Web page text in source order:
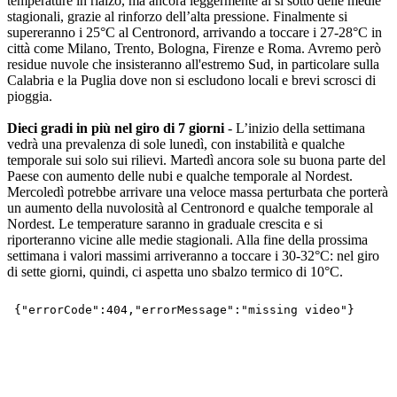
stagionali, grazie al rinforzo dell’alta pressione. Finalmente si
supereranno i 25°C al Centronord, arrivando a toccare i 27-28°C in
città come Milano, Trento, Bologna, Firenze e Roma. Avremo però
residue nuvole che insisteranno all'estremo Sud, in particolare sulla
Calabria e la Puglia dove non si escludono locali e brevi scrosci di
pioggia.
Dieci gradi in più nel giro di 7 giorni - L’inizio della settimana
vedrà una prevalenza di sole lunedì, con instabilità e qualche
temporale sui solo sui rilievi. Martedì ancora sole su buona parte del
Paese con aumento delle nubi e qualche temporale al Nordest.
Mercoledì potrebbe arrivare una veloce massa perturbata che porterà
un aumento della nuvolosità al Centronord e qualche temporale al
Nordest. Le temperature saranno in graduale crescita e si
riporteranno vicine alle medie stagionali. Alla fine della prossima
settimana i valori massimi arriveranno a toccare i 30-32°C: nel giro
di sette giorni, quindi, ci aspetta uno sbalzo termico di 10°C.